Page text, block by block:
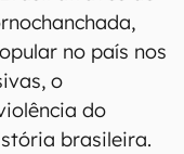
no país nos
o
do
brasileira.